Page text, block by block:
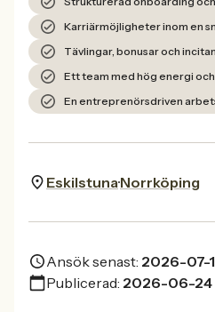
Tävlingar, bonusar och
Ett team med hög energi
EskilstunaNorrköping
Ansök senast: 2026-07-
Publicerad: 2026-06-24